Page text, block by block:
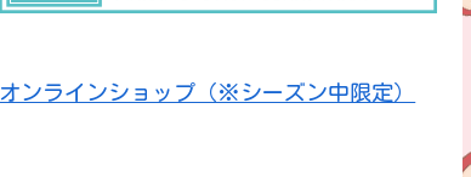
オンラインショップ（※シーズン中限定）